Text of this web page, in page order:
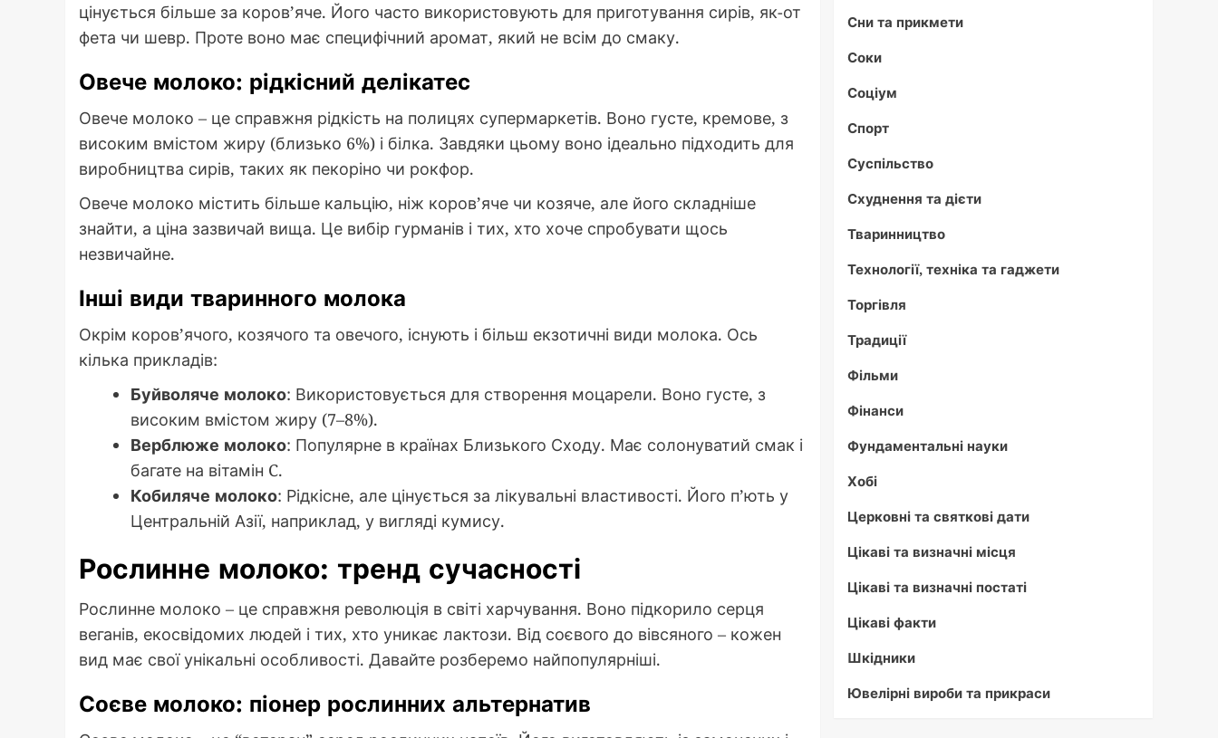
цінується більше за коров’яче. Його часто використовують для приготування сирів, як-от
фета чи шевр. Проте воно має специфічний аромат, який не всім до смаку.
Овече молоко: рідкісний делікатес
Овече молоко – це справжня рідкість на полицях супермаркетів. Воно густе, кремове, з
високим вмістом жиру (близько 6%) і білка. Завдяки цьому воно ідеально підходить для
виробництва сирів, таких як пекоріно чи рокфор.
Овече молоко містить більше кальцію, ніж коров’яче чи козяче, але його складніше
знайти, а ціна зазвичай вища. Це вибір гурманів і тих, хто хоче спробувати щось
незвичайне.
Інші види тваринного молока
Окрім коров’ячого, козячого та овечого, існують і більш екзотичні види молока. Ось
кілька прикладів:
Буйволяче молоко: Використовується для створення моцарели. Воно густе, з
високим вмістом жиру (7–8%).
Верблюже молоко: Популярне в країнах Близького Сходу. Має солонуватий смак і
багате на вітамін C.
Кобиляче молоко: Рідкісне, але цінується за лікувальні властивості. Його п’ють у
Центральній Азії, наприклад, у вигляді кумису.
Рослинне молоко: тренд сучасності
Рослинне молоко – це справжня революція в світі харчування. Воно підкорило серця
веганів, екосвідомих людей і тих, хто уникає лактози. Від соєвого до вівсяного – кожен
вид має свої унікальні особливості. Давайте розберемо найпопулярніші.
Соєве молоко: піонер рослинних альтернатив
Сни та прикмети
Соки
Соціум
Спорт
Суспільство
Схуднення та дієти
Тваринництво
Технології, техніка та гаджети
Торгівля
Традиції
Фільми
Фінанси
Фундаментальні науки
Хобі
Церковні та святкові дати
Цікаві та визначні місця
Цікаві та визначні постаті
Цікаві факти
Шкідники
Ювелірні вироби та прикраси